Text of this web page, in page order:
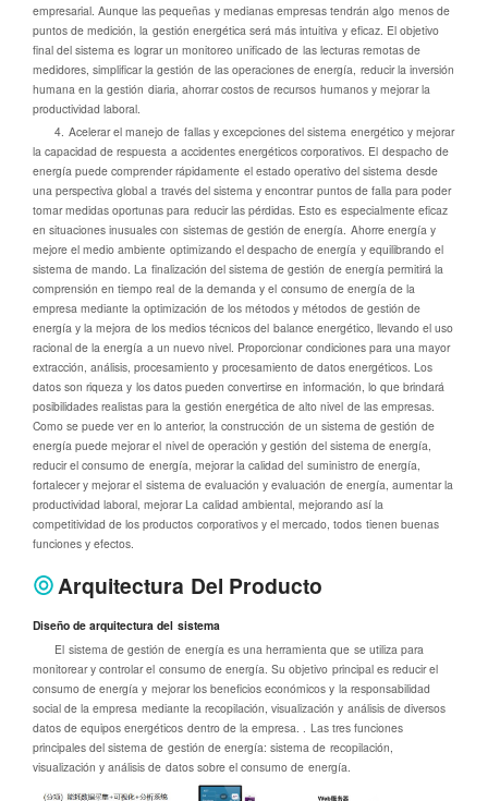
empresarial. Aunque las pequeñas y medianas empresas tendrán algo menos de
puntos de medición, la gestión energética será más intuitiva y eficaz. El objetivo
final del sistema es lograr un monitoreo unificado de las lecturas remotas de
medidores, simplificar la gestión de las operaciones de energía, reducir la inversión
humana en la gestión diaria, ahorrar costos de recursos humanos y mejorar la
productividad laboral.
4. Acelerar el manejo de fallas y excepciones del sistema energético y mejorar
la capacidad de respuesta a accidentes energéticos corporativos. El despacho de
energía puede comprender rápidamente el estado operativo del sistema desde
una perspectiva global a través del sistema y encontrar puntos de falla para poder
tomar medidas oportunas para reducir las pérdidas. Esto es especialmente eficaz
en situaciones inusuales con sistemas de gestión de energía. Ahorre energía y
mejore el medio ambiente optimizando el despacho de energía y equilibrando el
sistema de mando. La finalización del sistema de gestión de energía permitirá la
comprensión en tiempo real de la demanda y el consumo de energía de la
empresa mediante la optimización de los métodos y métodos de gestión de
energía y la mejora de los medios técnicos del balance energético, llevando el uso
racional de la energía a un nuevo nivel. Proporcionar condiciones para una mayor
extracción, análisis, procesamiento y procesamiento de datos energéticos. Los
datos son riqueza y los datos pueden convertirse en información, lo que brindará
posibilidades realistas para la gestión energética de alto nivel de las empresas.
Como se puede ver en lo anterior, la construcción de un sistema de gestión de
energía puede mejorar el nivel de operación y gestión del sistema de energía,
reducir el consumo de energía, mejorar la calidad del suministro de energía,
fortalecer y mejorar el sistema de evaluación y evaluación de energía, aumentar la
productividad laboral, mejorar La calidad ambiental, mejorando así la
competitividad de los productos corporativos y el mercado, todos tienen buenas
funciones y efectos.
Arquitectura Del Producto
Diseño de arquitectura del sistema
El sistema de gestión de energía es una herramienta que se utiliza para
monitorear y controlar el consumo de energía. Su objetivo principal es reducir el
consumo de energía y mejorar los beneficios económicos y la responsabilidad
social de la empresa mediante la recopilación, visualización y análisis de diversos
datos de equipos energéticos dentro de la empresa. . Las tres funciones
principales del sistema de gestión de energía: sistema de recopilación,
visualización y análisis de datos sobre el consumo de energía.